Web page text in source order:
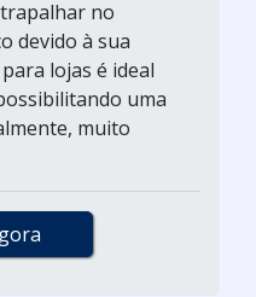
no
devido à sua
lojas é ideal
uma
muito